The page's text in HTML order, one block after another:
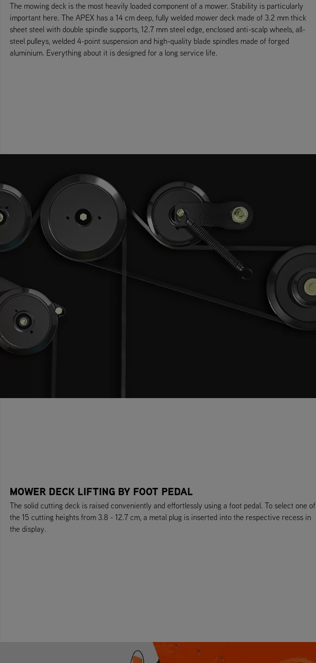
The mowing deck is the most heavily loaded component of a mower. Stability is particularly
important here. The APEX has a 14 cm deep, fully welded mower deck made of 3.2 mm thick
sheet steel with double spindle supports, 12.7 mm steel edge, enclosed anti-scalp wheels, all-
steel pulleys, welded 4-point suspension and high-quality blade spindles made of forged
aluminium. Everything about it is designed for a long service life.
MOWER DECK LIFTING BY FOOT PEDAL
The solid cutting deck is raised conveniently and effortlessly using a foot pedal. To select one of
the 15 cutting heights from 3.8 - 12.7 cm, a metal plug is inserted into the respective recess in
the display.